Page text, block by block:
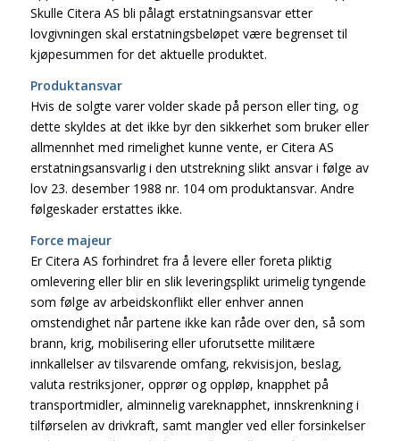
Skulle Citera AS bli pålagt erstatningsansvar etter
lovgivningen skal erstatningsbeløpet være begrenset til
kjøpesummen for det aktuelle produktet.
Produktansvar
Hvis de solgte varer volder skade på person eller ting, og
dette skyldes at det ikke byr den sikkerhet som bruker eller
allmennhet med rimelighet kunne vente, er Citera AS
erstatningsansvarlig i den utstrekning slikt ansvar i følge av
lov 23. desember 1988 nr. 104 om produktansvar. Andre
følgeskader erstattes ikke.
Force majeur
Er Citera AS forhindret fra å levere eller foreta pliktig
omlevering eller blir en slik leveringsplikt urimelig tyngende
som følge av arbeidskonflikt eller enhver annen
omstendighet når partene ikke kan råde over den, så som
brann, krig, mobilisering eller uforutsette militære
innkallelser av tilsvarende omfang, rekvisisjon, beslag,
valuta restriksjoner, opprør og oppløp, knapphet på
transportmidler, alminnelig vareknapphet, innskrenkning i
tilførselen av drivkraft, samt mangler ved eller forsinkelser